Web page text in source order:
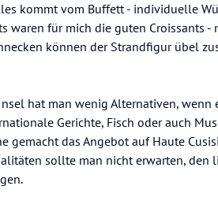
kommt vom Buffett - individuelle
waren für mich die guten Croissants
können der Strandfigur übel
hat man wenig Alternativen,
Gerichte, Fisch oder auch
gemacht das Angebot auf Haute
sollte man nicht erwarten,